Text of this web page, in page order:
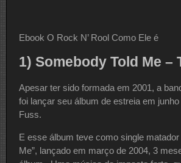
Ebook O Rock N’ Rool Como Ele é
1) Somebody Told Me –
Apesar ter sido formada em 2001, a
foi lançar seu álbum de estreia em
Fuss.
E esse álbum teve como single matador
Me”, lançado em março de 2004, 3